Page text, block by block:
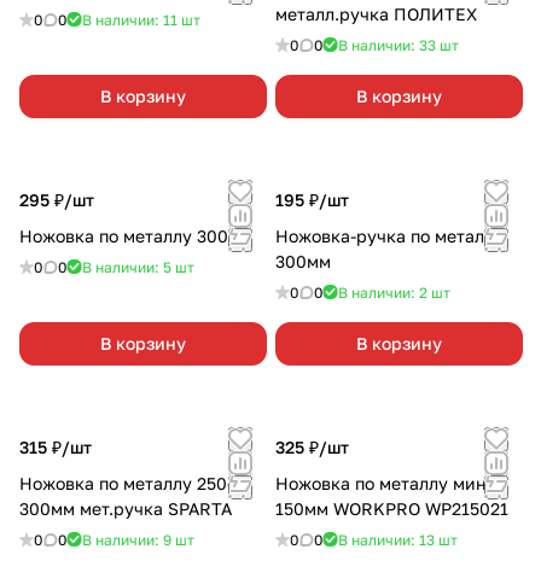
0 0 В наличии: 11 шт
В корзину
металл.ручка ПОЛИТЕХ
0 0 В наличии: 33 шт
В корзину
295 ₽/шт
Ножовка по металлу 300мм
0 0 В наличии: 5 шт
В корзину
195 ₽/шт
Ножовка-ручка по металлу
300мм
0 0 В наличии: 2 шт
В корзину
315 ₽/шт
Ножовка по металлу 250-
300мм мет.ручка SPARTA
0 0 В наличии: 9 шт
325 ₽/шт
Ножовка по металлу мини
150мм WORKPRO WP215021
0 0 В наличии: 13 шт